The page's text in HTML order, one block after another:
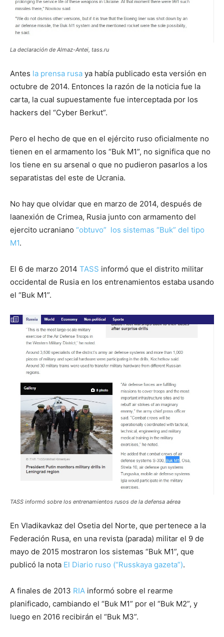
La declaración de Almaz-Antei, tass.ru
Antes la prensa rusa ya había publicado esta versión en
octubre de 2014. Entonces la razón de la noticia fue la
carta, la cual supuestamente fue interceptada por los
hackers del “Cyber Berkut”.
Pero el hecho de que en el ejército ruso oficialmente no
tienen en el armamento los “Buk M1”, no significa que no
los tiene en su arsenal o que no pudieron pasarlos a los
separatistas del este de Ucrania.
No hay que olvidar que en marzo de 2014, después de
laanexión de Crimea, Rusia junto con armamento del
ejercito ucraniano “obtuvo” los sistemas “Buk” del tipo
M1.
El 6 de marzo 2014 TASS informó que el distrito militar
occidental de Rusia en los entrenamientos estaba usando
el “Buk M1”.
TASS informó sobre los entrenamientos rusos de la defensa aérea
En Vladikavkaz del Osetia del Norte, que pertenece a la
Federación Rusa, en una revista (parada) militar el 9 de
mayo de 2015 mostraron los sistemas “Buk M1”, que
publicó la nota El Diario ruso (“Russkaya gazeta”).
A finales de 2013 RIA informó sobre el rearme
planificado, cambiando el “Buk M1” por el “Buk M2”, y
luego en 2016 recibirán el “Buk M3”.